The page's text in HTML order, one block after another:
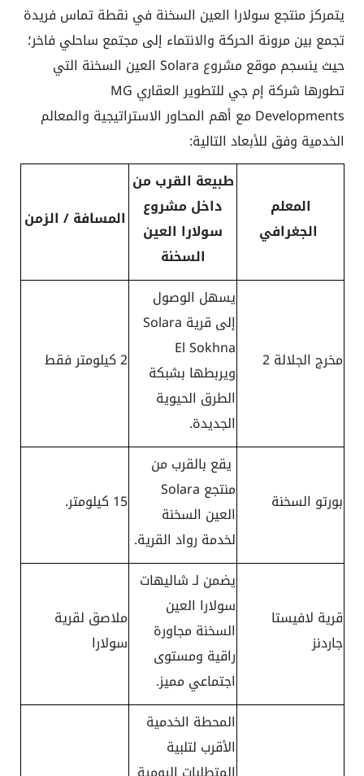
يتمركز منتجع سولارا العين السخنة في نقطة تماس فريدة
تجمع بين مرونة الحركة والانتماء إلى مجتمع ساحلي فاخر؛
حيث ينسجم موقع مشروع Solara العين السخنة التي
تطورها شركة إم جي للتطوير العقاري MG
Developments مع أهم المحاور الاستراتيجية والمعالم
الخدمية وفق للأبعاد التالية:
المعلم
الجغرافي
طبيعة القرب من
داخل مشروع
سولارا العين
السخنة
المسافة / الزمن
مخرج الجلالة 2
يسهل الوصول
إلى قرية Solara
El Sokhna
ويربطها بشبكة
الطرق الحيوية
الجديدة.
2 كيلومتر فقط
بورتو السخنة
يقع بالقرب من
منتجع Solara
العين السخنة
لخدمة رواد القرية.
15 كيلومتر.
قرية لافيستا
جاردنز
يضمن لـ شاليهات
سولارا العين
السخنة مجاورة
راقية ومستوى
اجتماعي مميز.
ملاصق لقرية
سولارا
المحطة الخدمية
الأقرب لتلبية